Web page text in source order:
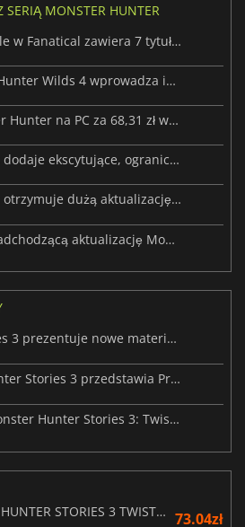
SERIĄ MONSTER HUNTER
Monster Hunter Bundle w Fanatical zawiera 7 tytułów Capcom w dobrych cenach
Aktualizacja Monster Hunter Wilds 4 wprowadza istotne poprawki wydajności
Zdobądź 2 gry Monster Hunter na PC za 68,31 zł w nowej ofercie Fanatical
Monster Hunter Wilds dodaje ekscytujące, ograniczone czasowo zadania
Monster Hunter Wilds otrzymuje dużą aktualizację z nowościami
PlayStation ujawnia nadchodzącą aktualizację Monster Hunter Wilds
Monster Hunter Stories 3 prezentuje nowe materiały przed premierą
Zwiastun Monster Hunter Stories 3 przedstawia Princess Ranger
Nowy zwiastun gry Monster Hunter Stories 3: Twisted Reflection
MONSTER HUNTER STORIES 3 TWISTED REFLECTION 73.04zł